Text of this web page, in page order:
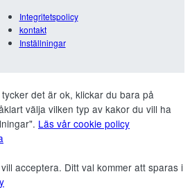
Integritetspolicy
kontakt
Inställningar
det är ok, klickar du bara på
välja vilken typ av kakor du vill ha
Läs vår cookie policy
acceptera. Ditt val kommer att sparas i